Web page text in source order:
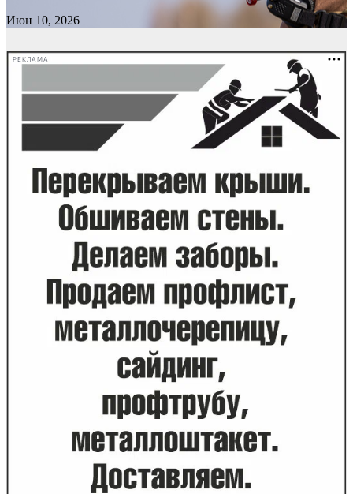
Июн 10, 2026
РЕКЛАМА